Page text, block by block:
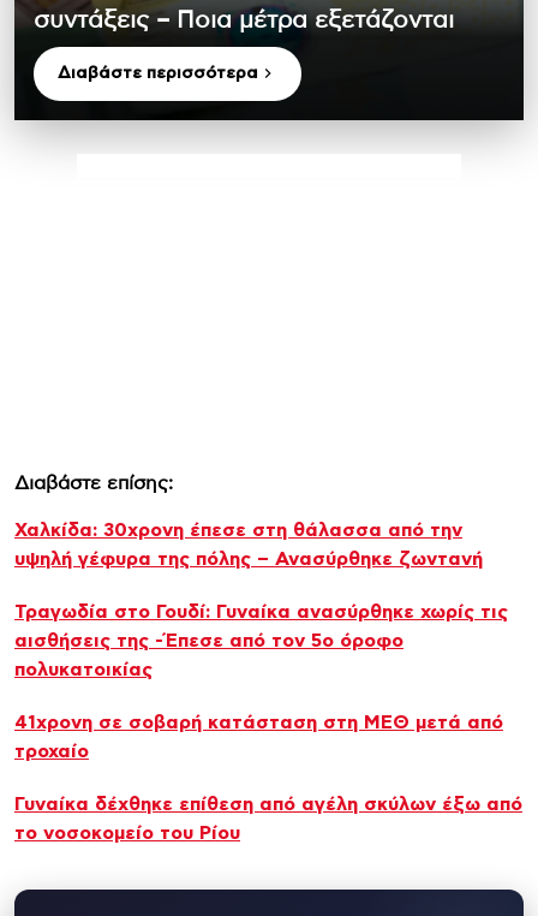
συντάξεις – Ποια μέτρα εξετάζονται
Διαβάστε περισσότερα
Διαβάστε επίσης:
Χαλκίδα: 30χρονη έπεσε στη θάλασσα από την
υψηλή γέφυρα της πόλης – Ανασύρθηκε ζωντανή
Τραγωδία στο Γουδί: Γυναίκα ανασύρθηκε χωρίς τις
αισθήσεις της -Έπεσε από τον 5ο όροφο
πολυκατοικίας
41χρονη σε σοβαρή κατάσταση στη ΜΕΘ μετά από
τροχαίο
Γυναίκα δέχθηκε επίθεση από αγέλη σκύλων έξω από
το νοσοκομείο του Ρίου